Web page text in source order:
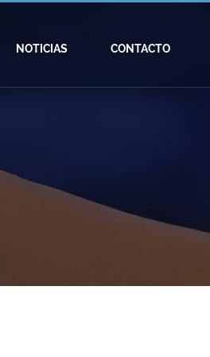
NOTICIAS CONTACTO